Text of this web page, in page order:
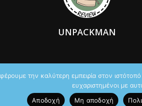
UNPACKMAN
την καλύτερη εμπειρία στον
ευχαριστημένοι με
Αποδοχή
Μη αποδοχή